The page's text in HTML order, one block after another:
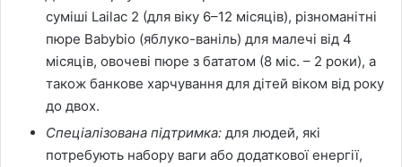
суміші Lailac 2 (для віку 6–12 місяців), різноманітні
пюре Babybio (яблуко-ваніль) для малечі від 4
місяців, овочеві пюре з бататом (8 міс. – 2 роки), а
також банкове харчування для дітей віком від року
до двох.
Спеціалізована підтримка: для людей, які
потребують набору ваги або додаткової енергії,